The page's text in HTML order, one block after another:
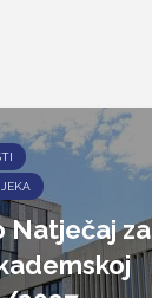
Natječaj za